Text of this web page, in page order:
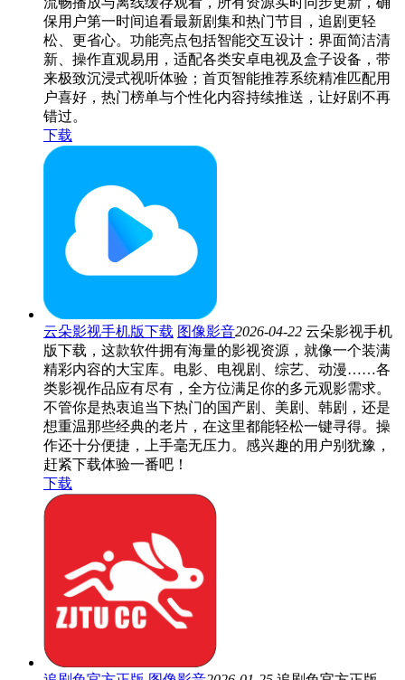
保用户第一时间追看最新剧集和热门节目，追剧更轻
松、更省心。功能亮点包括智能交互设计：界面简洁清
新、操作直观易用，适配各类安卓电视及盒子设备，带
来极致沉浸式视听体验；首页智能推荐系统精准匹配用
户喜好，热门榜单与个性化内容持续推送，让好剧不再
错过。
下载
云朵影视手机版下载 图像影音2026-04-22 云朵影视手机
版下载，这款软件拥有海量的影视资源，就像一个装满
精彩内容的大宝库。电影、电视剧、综艺、动漫……各
类影视作品应有尽有，全方位满足你的多元观影需求。
不管你是热衷追当下热门的国产剧、美剧、韩剧，还是
想重温那些经典的老片，在这里都能轻松一键寻得。操
作还十分便捷，上手毫无压力。感兴趣的用户别犹豫，
赶紧下载体验一番吧！
下载